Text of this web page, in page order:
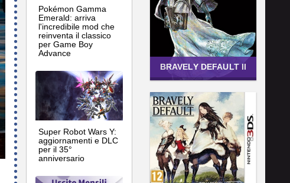
Pokémon Gamma
Emerald: arriva
l'incredibile mod che
reinventa il classico
per Game Boy
Advance
Super Robot Wars Y:
aggiornamenti e DLC
per il 35°
anniversario
BRAVELY DEFAULT II